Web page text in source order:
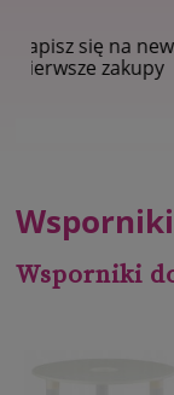
się na
zakupy
Wsporniki